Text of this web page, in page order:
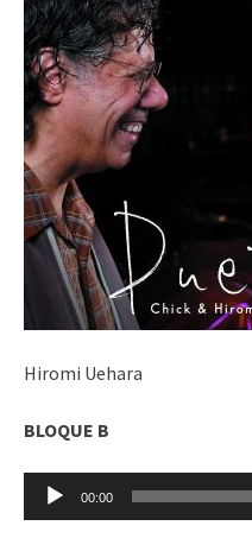
Hiromi
BLOQUE B
Reproductor
de
00:00